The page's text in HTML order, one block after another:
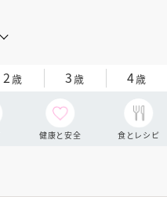
2歳 3歳 4歳
健康と安全 食とレシピ